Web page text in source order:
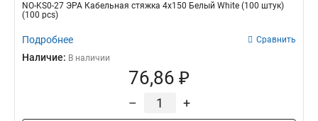
NO-KS0-27 ЭРА Кабельная стяжка 4х150 Белый White (100 штук)
(100 pcs)
Подробнее Сравнить
Наличие: В наличии
76,86 ₽
– +